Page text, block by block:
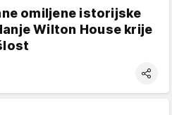
omiljene istorijske
Wilton House krije